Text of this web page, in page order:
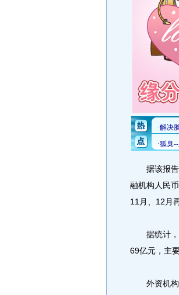
据该报告
融机构人民
11月、12月
据统计，
69亿元，主
外资机构